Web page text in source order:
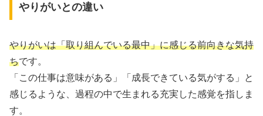
やりがいとの違い
やりがいは「取り組んでいる最中」に感じる前向きな気持
ちです。
「この仕事は意味がある」「成長できている気がする」と
感じるような、過程の中で生まれる充実した感覚を指しま
す。